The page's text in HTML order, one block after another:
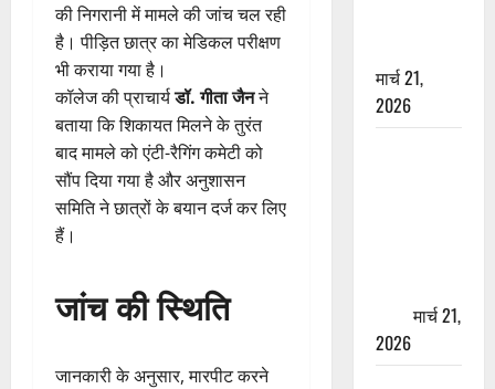
की निगरानी में मामले की जांच चल रही
है। पीड़ित छात्र का मेडिकल परीक्षण
भी कराया गया है।
कॉलेज की प्राचार्यडॉ. गीता जैनने
बताया कि शिकायत मिलने के तुरंत
बाद मामले को एंटी-रैगिंग कमेटी को
सौंप दिया गया है और अनुशासन
समिति ने छात्रों के बयान दर्ज कर लिए
हैं।
जांच की स्थिति
जानकारी के अनुसार, मारपीट करने
मार्च 21,
2026
मार्च 21,
2026